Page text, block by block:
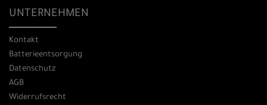
UNTERNEHMEN
Kontakt
Batterieentsorgung
Datenschutz
AGB
Widerrufsrecht